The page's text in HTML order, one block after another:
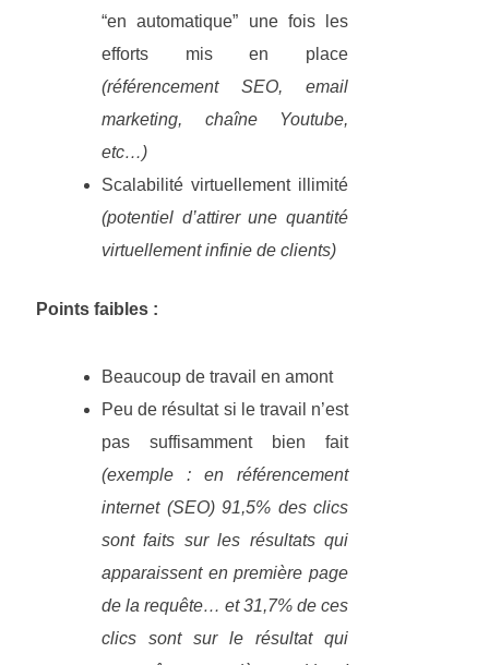
“en automatique” une fois les
efforts mis en place
(référencement SEO, email
marketing, chaîne Youtube,
etc…)
Scalabilité virtuellement illimité
(potentiel d’attirer une quantité
virtuellement infinie de clients)
Points faibles :
Beaucoup de travail en amont
Peu de résultat si le travail n’est
pas suffisamment bien fait
(exemple : en référencement
internet (SEO) 91,5% des clics
sont faits sur les résultats qui
apparaissent en première page
de la requête… et 31,7% de ces
clics sont sur le résultat qui